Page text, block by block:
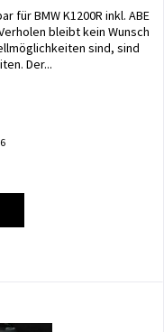
für BMW K1200R inkl. ABE
bleibt kein Wunsch
sind, sind
Der...